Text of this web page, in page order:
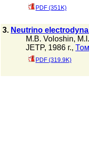
PDF (351K)
3. Neutrino
M.B. Voloshin,
JETP, 1986 г.,
PDF (319.9K)